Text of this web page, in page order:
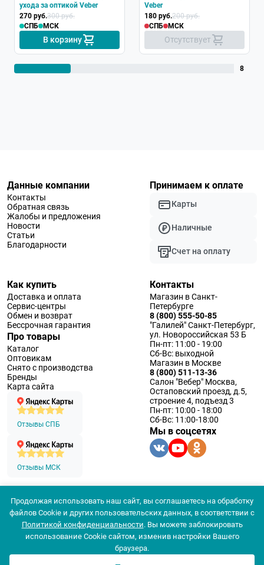
ухода за оптикой Veber
270 руб.300 руб.
СПБ
МСК
В корзину
Veber
180 руб.200 руб.
СПБ
МСК
Отсутствует
8
Данные компании
Контакты
Обратная связь
Жалобы и предложения
Новости
Статьи
Благодарности
Принимаем к оплате
Карты
Наличные
Счет на оплату
Как купить
Доставка и оплата
Сервис-центры
Обмен и возврат
Бессрочная гарантия
Про товары
Каталог
Оптовикам
Снято с производства
Бренды
Карта сайта
Отзывы СПБ
Отзывы МСК
Контакты
Магазин в Санкт-
Петербурге
8 (800) 555-50-85
"Галилей" Санкт-Петербург,
ул. Новороссийская 53 Б
Пн-пт: 11:00 - 19:00
Сб-Вс: выходной
Магазин в Москве
8 (800) 511-13-36
Салон "Вебер" Москва,
Остаповский проезд, д.5,
строение 4, подъезд 3
Пн-пт: 10:00 - 18:00
Сб-Вс: 11:00-18:00
Мы в соцсетях
© 1994 — 2026 ООО «Наблюдательные приборы»
Политика конфеденциальности
Согласие на обработку персональных данных
Согласие использования
Продолжая использовать наш сайт, вы соглашаетесь на обработку
файлов Cookie и других пользовательских данных, в соответствии с
Политикой конфиденциальности. Вы можете заблокировать
использование Cookie сайтом, изменив настройки Вашего
браузера.